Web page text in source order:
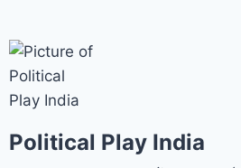
Political Play India